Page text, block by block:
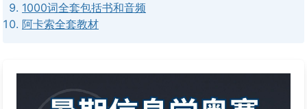
1000词全套包括书和音频
阿卡索全套教材